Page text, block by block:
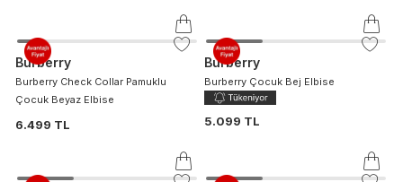
Burberry
Burberry Check Collar Pamuklu
Çocuk Beyaz Elbise
6.499 TL
Burberry
Burberry Çocuk Bej Elbise
5.099 TL